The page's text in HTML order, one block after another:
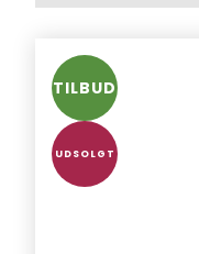
TILBUD
UDSOLGT